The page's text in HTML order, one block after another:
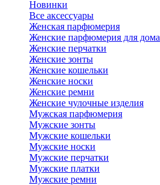
Новинки
Все аксессуары
Женская парфюмерия
Женские парфюмерия для дома
Женские перчатки
Женские зонты
Женские кошельки
Женские носки
Женские ремни
Женские чулочные изделия
Мужская парфюмерия
Мужские зонты
Мужские кошельки
Мужские носки
Мужские перчатки
Мужские платки
Мужские ремни